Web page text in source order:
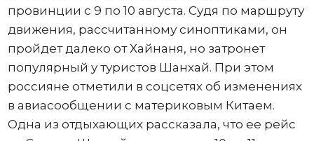
провинции с 9 по 10 августа. Судя по маршруту
движения, рассчитанному синоптиками, он
пройдет далеко от Хайнаня, но затронет
популярный у туристов Шанхай. При этом
россияне отметили в соцсетях об изменениях
в авиасообщении с материковым Китаем.
Одна из отдыхающих рассказала, что ее рейс